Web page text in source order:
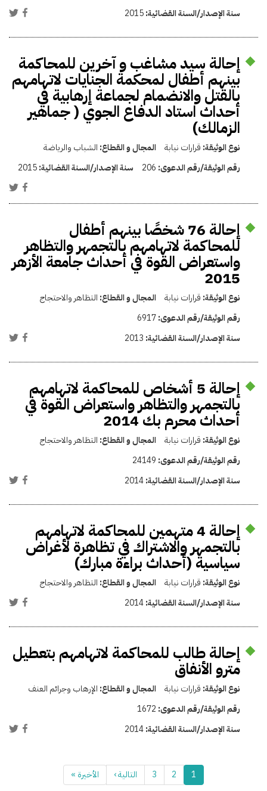
سنة الإصدار/السنة القضائية:2015
إحالة سيد مشاغب و آخرين للمحاكمة
بينهم أطفال لمحكمة الجنايات لاتهامهم
بالقتل والانضمام لجماعة إرهابية في
أحداث استاد الدفاع الجوي ( جماهير
الزمالك)
نوع الوثيقة: قرارات نيابة المجال و القطاع: الشباب والرياضة
رقم الوثيقة/رقم الدعوى: 206 سنة الإصدار/السنة القضائية:2015
إحالة 76 شخصًا بينهم أطفال
للمحاكمة لاتهامهم بالتجمهر والتظاهر
واستعراض القوة في أحداث جامعة الأزهر
2015
نوع الوثيقة: قرارات نيابة المجال و القطاع: التظاهر والاحتجاج
رقم الوثيقة/رقم الدعوى:6917
سنة الإصدار/السنة القضائية: 2013
إحالة 5 أشخاص للمحاكمة لاتهامهم
بالتجمهر والتظاهر واستعراض القوة في
أحداث محرم بك 2014
نوع الوثيقة: قرارات نيابة المجال و القطاع: التظاهر والاحتجاج
رقم الوثيقة/رقم الدعوى: 24149
سنة الإصدار/السنة القضائية:2014
إحالة 4 متهمين للمحاكمة لاتهامهم
بالتجمهر والاشتراك في تظاهرة لأغراض
سياسية (أحداث براءة مبارك)
نوع الوثيقة: قرارات نيابة المجال و القطاع: التظاهر والاحتجاج
سنة الإصدار/السنة القضائية:2014
إحالة طالب للمحاكمة لاتهامهم بتعطيل
مترو الأنفاق
نوع الوثيقة: قرارات نيابة المجال و القطاع: الإرهاب وجرائم العنف
رقم الوثيقة/رقم الدعوى: 1672
سنة الإصدار/السنة القضائية:2014
1
2
3 التالية › الأخيرة »